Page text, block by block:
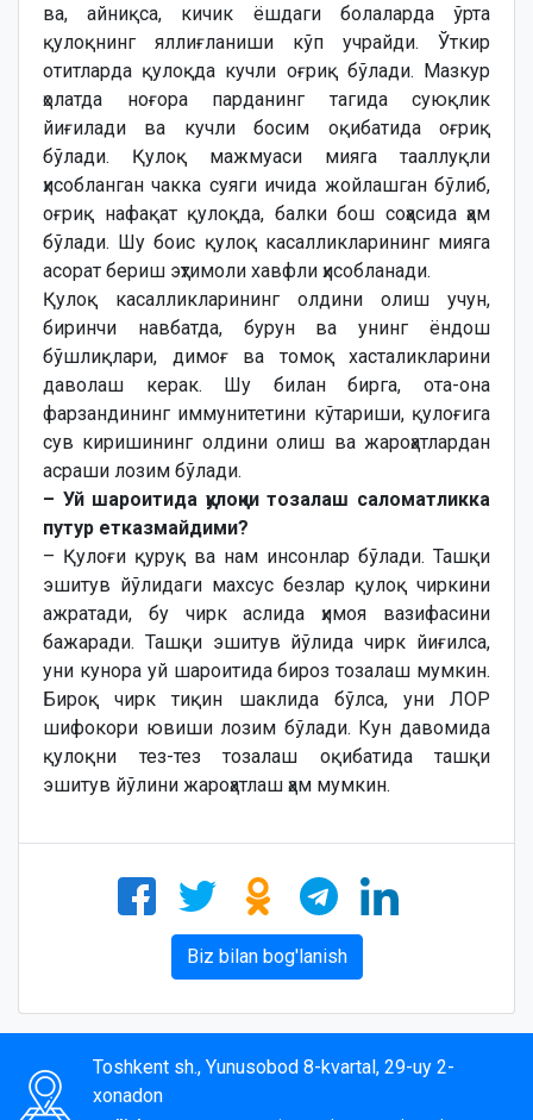
ва, айниқса, кичик ёшдаги болаларда ўрта
қулоқнинг яллиғланиши кўп учрайди. Ўткир
отитларда қулоқда кучли оғриқ бўлади. Мазкур
ҳолатда ноғора парданинг тагида суюқлик
йиғилади ва кучли босим оқибатида оғриқ
бўлади. Қулоқ мажмуаси мияга тааллуқли
ҳисобланган чакка суяги ичида жойлашган бўлиб,
оғриқ нафақат қулоқда, балки бош соҳасида ҳам
бўлади. Шу боис қулоқ касалликларининг мияга
асорат бериш эҳтимоли хавфли ҳисобланади.
Қулоқ касалликларининг олдини олиш учун,
биринчи навбатда, бурун ва унинг ёндош
бўшлиқлари, димоғ ва томоқ хасталикларини
даволаш керак. Шу билан бирга, ота-она
фарзандининг иммунитетини кўтариши, қулоғига
сув киришининг олдини олиш ва жароҳатлардан
асраши лозим бўлади.
– Уй шароитида қулоқни тозалаш саломатликка
путур етказмайдими?
– Қулоғи қуруқ ва нам инсонлар бўлади. Ташқи
эшитув йўлидаги махсус безлар қулоқ чиркини
ажратади, бу чирк аслида ҳимоя вазифасини
бажаради. Ташқи эшитув йўлида чирк йиғилса,
уни кунора уй шароитида бироз тозалаш мумкин.
Бироқ чирк тиқин шаклида бўлса, уни ЛОР
шифокори ювиши лозим бўлади. Кун давомида
қулоқни тез-тез тозалаш оқибатида ташқи
эшитув йўлини жароҳатлаш ҳам мумкин.
Biz bilan bog'lanish
Toshkent sh., Yunusobod 8-kvartal, 29-uy 2-
xonadon